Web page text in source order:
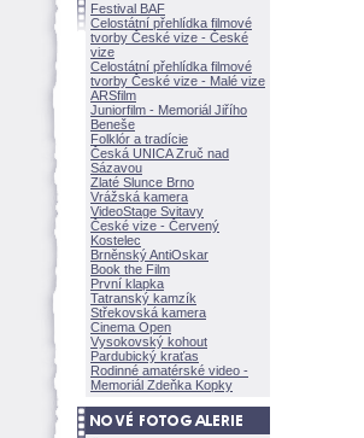
Festival BAF
Celostátní přehlídka filmové
tvorby České vize - České
vize
Celostátní přehlídka filmové
tvorby České vize - Malé vize
ARSfilm
Juniorfilm - Memoriál Jiřího
Beneše
Folklór a tradície
Česká UNICA Zruč nad
Sázavou
Zlaté Slunce Brno
Vrážská kamera
VideoStage Svitavy
České vize - Červený
Kostelec
Brněnský AntiOskar
Book the Film
První klapka
Tatranský kamzík
Střekovská kamera
Cinema Open
Vysokovský kohout
Pardubický kraťas
Rodinné amatérské video -
Memoriál Zdeňka Kopky